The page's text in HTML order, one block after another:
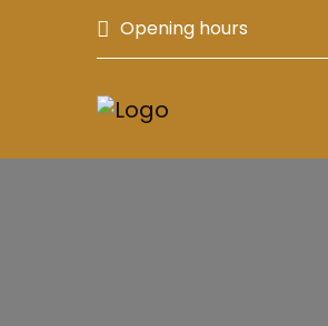
Opening hours